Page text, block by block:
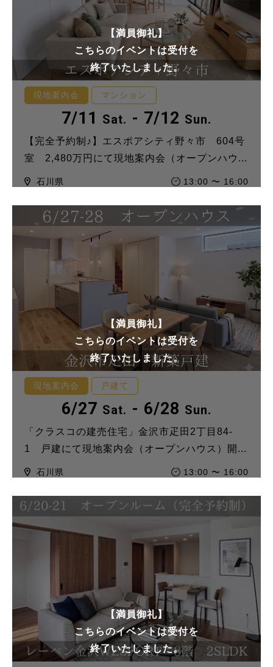
現地案内会 マンション
7/11 Sat. - 7/12 Sun.
【完全予約制♪】エスポアシティ野々市 604号
室 2,480万円にて現地案内会（オープンハウ...
石川県 13:00 〜 16:00
【満員御礼】
こちらのイベントは受付を
終了いたしました。
現地案内会 戸建て
6/27 Sat. - 6/28 Sun.
「クラスコの建売住宅」金沢市疋田2丁目84-
1 戸建にて現地案内会（オープンハウス）開...
石川県 13:00 〜 16:00
【満員御礼】
こちらのイベントは受付を
終了いたしました。
【満員御礼】
こちらのイベントは受付を
終了いたしました。